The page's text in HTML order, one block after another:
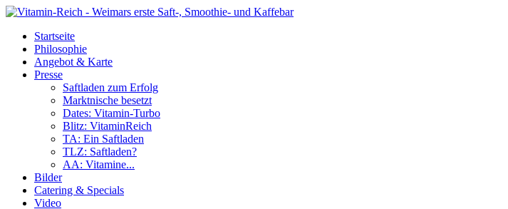
Startseite
Philosophie
Angebot & Karte
Presse
Saftladen zum Erfolg
Marktnische besetzt
Dates: Vitamin-Turbo
Blitz: VitaminReich
TA: Ein Saftladen
TLZ: Saftladen?
AA: Vitamine...
Bilder
Catering & Specials
Video